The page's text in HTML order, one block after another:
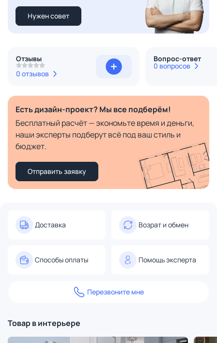
Нужен совет
Отзывы
0 отзывов
Вопрос-ответ
0 вопросов
Есть дизайн-проект? Мы все подберём!
Бесплатный расчёт — экономьте время и деньги,
наши эксперты подберут всё под ваш стиль и
бюджет.
Отправить заявку
Доставка Возрат и обмен
Способы оплаты Помощь эксперта
Перезвоните мне
Товар в интерьере